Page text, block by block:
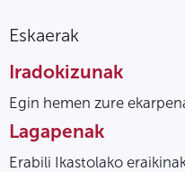
Eskaerak
Iradokizunak
Egin hemen zure
Lagapenak
Erabili Ikastolako